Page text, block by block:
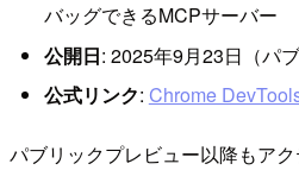
バッグできるMCPサーバー
公開日: 2025年9月23日（パ
公式リンク: Chrome
パブリックプレビュー以降もア